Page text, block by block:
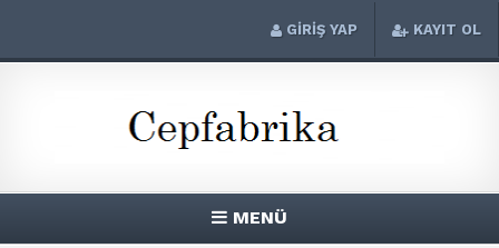
GİRİŞ YAP KAYIT OL
MENÜ